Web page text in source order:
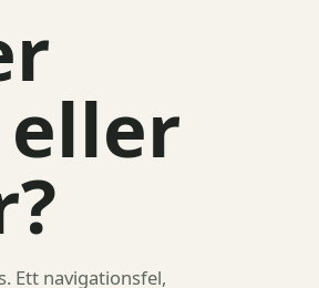
Ett navigationsfel,